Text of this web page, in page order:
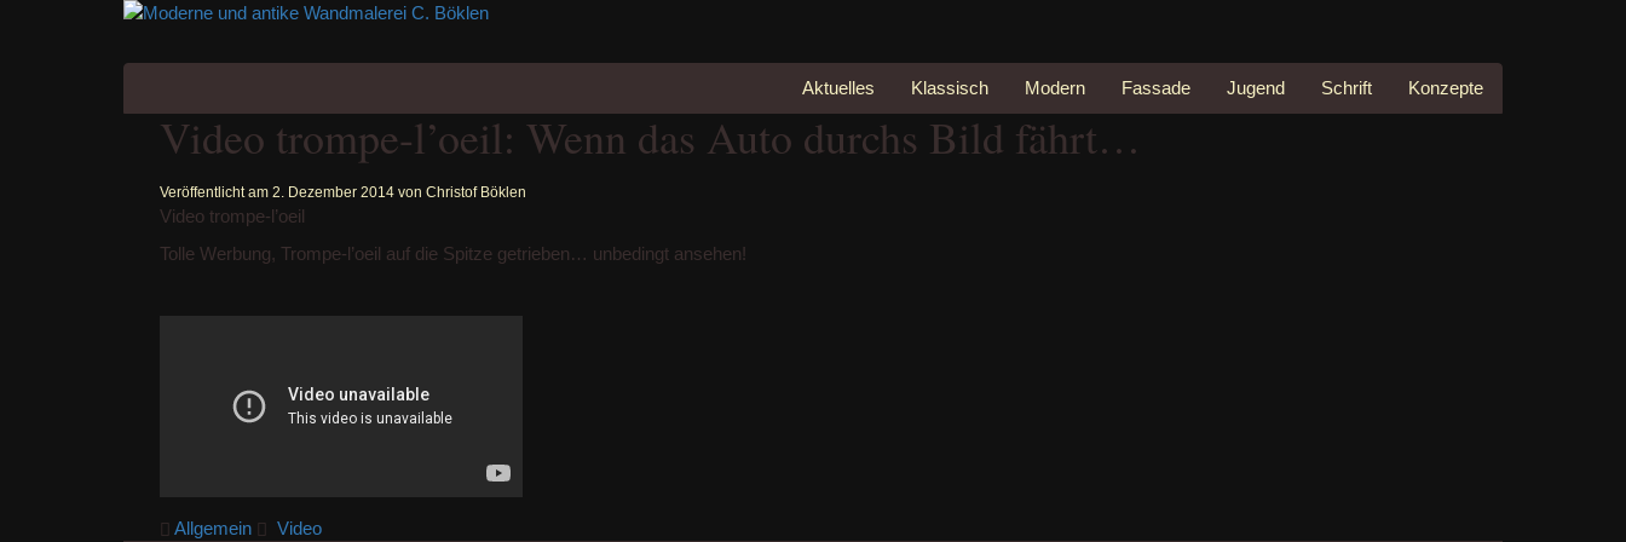
Konzepte
Schrift
Jugend
Fassade
Modern
Klassisch
Aktuelles
Video trompe-l’oeil: Wenn das Auto durchs Bild fährt…
Veröffentlicht am 2. Dezember 2014 von Christof Böklen
Video trompe-l’oeil
Tolle Werbung, Trompe-l’oeil auf die Spitze getrieben… unbedingt ansehen!
Allgemein
Video